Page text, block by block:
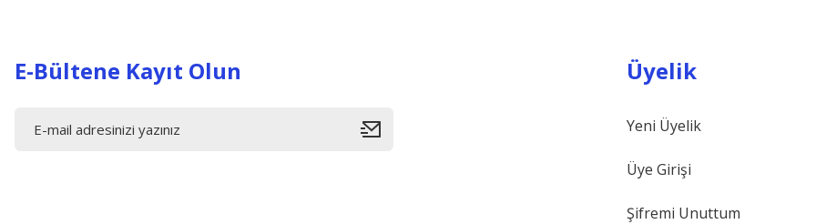
E-Bültene Kayıt Olun Üyelik
Yeni Üyelik
Üye Girişi
Şifremi Unuttum